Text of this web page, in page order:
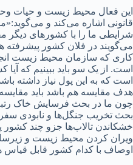
این فعال محیط زیست و حیات
قانونی اشاره می‌کند و
شرایطی ما را با کشورهای دیگر
می‌گویند در فلان کشور پیشرفته
کاری که سازمان محیط زیست
است. از یک سو باید ببینیم که آیا
است که به این پول نیاز داشته
هدف مقایسه هم باشد باید
چون ما در بحث فرسایش خاک رتبه
بحث تخریب جنگل‌ها و نابودی
خشکاندن تالاب‌ها جزو چند کشور
ویران کردن محیط زیست و
اوصاف با کدام کشور قابل قیاس